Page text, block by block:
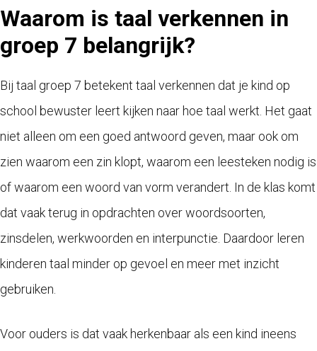
Waarom is taal verkennen in
groep 7 belangrijk?
Bij taal groep 7 betekent taal verkennen dat je kind op
school bewuster leert kijken naar hoe taal werkt. Het gaat
niet alleen om een goed antwoord geven, maar ook om
zien waarom een zin klopt, waarom een leesteken nodig is
of waarom een woord van vorm verandert. In de klas komt
dat vaak terug in opdrachten over woordsoorten,
zinsdelen, werkwoorden en interpunctie. Daardoor leren
kinderen taal minder op gevoel en meer met inzicht
gebruiken.
Voor ouders is dat vaak herkenbaar als een kind ineens